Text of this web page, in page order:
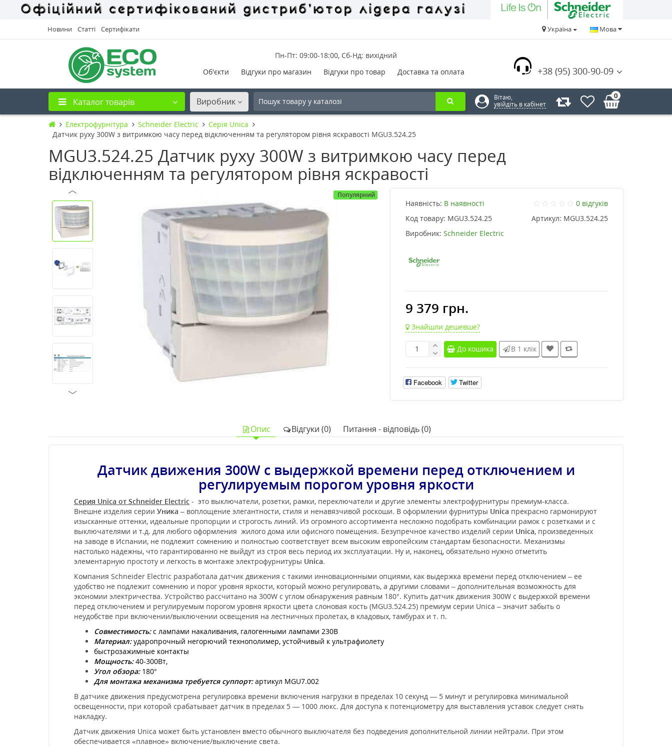
Новини Статті Сертифікати Мова
Україна
+38 (95) 300-90-09
Пн-Пт: 09:00-18:00, Сб-Нд: вихідний
Об'єкти
Відгуки про магазин Відгуки про товар Доставка та оплата
Каталог товарів Виробник
Вітаю,
увійдіть в кабінет
0
Електрофурнітура Schneider Electric
Cерія Unica
Датчик руху 300W з витримкою часу перед відключенням та регулятором рівня яскравості MGU3.524.25
MGU3.524.25 Датчик руху 300W з витримкою часу перед
відключенням та регулятором рівня яскравості
Популярний
Наявність: В наявності
0 відгуків
Код товару: MGU3.524.25 Артикул: MGU3.524.25
Виробник: Schneider Electric
9 379 грн.
Знайшли дешевше?
До кошика В 1 клік
Facebook Twitter
Опис Відгуки (0) Питання - відповідь (0)
Датчик движения 300W с выдержкой времени перед отключением и
регулируемым порогом уровня яркости
Серия Unica от Schneider Electric - это выключатели, розетки, рамки, переключатели и другие элементы электрофурнитуры премиум-класса.
Внешне изделия серии Уника – воплощение элегантности, стиля и ненавязчивой роскоши. В оформлении фурнитуры Unica прекрасно гармонируют
изысканные оттенки, идеальные пропорции и строгость линий. Из огромного ассортимента несложно подобрать комбинации рамок с розетками и с
выключателями и т.д. для любого оформления жилого дома или офисного помещения. Безупречное качество изделий серии Unica, произведенных
на заводе в Испании, не подлежит сомнению и полностью соответствует всем высоким европейским стандартам безопасности. Механизмы
настолько надежны, что гарантированно не выйдут из строя весь период их эксплуатации. Ну и, наконец, обязательно нужно отметить
элементарную простоту и легкость в монтаже электрофурнитуры Unica.
Компания Schneider Electric разработала датчик движения с такими инновационными опциями, как выдержка времени перед отключением – ее
удобство не подлежит сомнению и порог уровня яркости, который можно регулировать, а другими словами – дополнительная возможность для
экономии электричества. Устройство рассчитано на 300W с углом обнаружения равным 180°. Купить датчик движения 300W с выдержкой времени
перед отключением и регулируемым порогом уровня яркости цвета слоновая кость (MGU3.524.25) премиум серии Unica – значит забыть о
неудобстве при включении/выключении освещения на лестничных пролетах, в кладовых, тамбурах и т. п.
Совместимость:с лампами накаливания, галогенными лампами 230В
Материал:ударопрочный негорючий технополимер, устойчивый к ультрафиолету
быстрозажимные контакты
Мощность:40-300Вт,
Угол обзора:180°
Для монтажа механизма требуется суппорт:артикул MGU7.002
В датчике движения предусмотрена регулировка времени включения нагрузки в пределах 10 секунд — 5 минут и регулировка минимальной
освещенности, при которой срабатывает датчик в пределах 5 — 1000 люкс. Для доступа к потенциометру для выставления уставок следует снять
накладку.
Датчик движения Unica может быть установлен вместо обычного выключателя без подведения дополнительной линии нейтрали. При этом
обеспечивается «плавное» включение/выключение света.